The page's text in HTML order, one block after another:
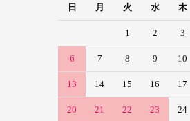
日
月 火 水 木
1 2 3
6 7 8 9 10
13 14 15 16 17
20 21 22 23 24